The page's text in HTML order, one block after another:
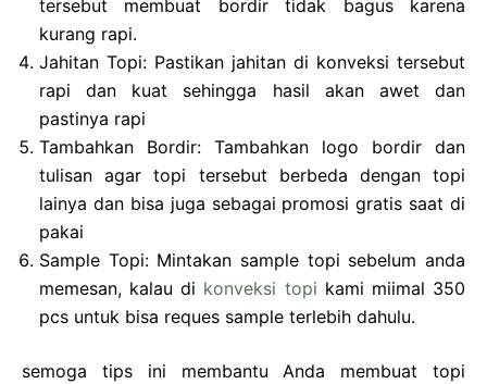
tersebut membuat bordir tidak bagus karena
kurang rapi.
Jahitan Topi: Pastikan jahitan di konveksi tersebut
rapi dan kuat sehingga hasil akan awet dan
pastinya rapi
Tambahkan Bordir: Tambahkan logo bordir dan
tulisan agar topi tersebut berbeda dengan topi
lainya dan bisa juga sebagai promosi gratis saat di
pakai
Sample Topi: Mintakan sample topi sebelum anda
memesan, kalau di konveksi topi kami miimal 350
pcs untuk bisa reques sample terlebih dahulu.
semoga tips ini membantu Anda membuat topi